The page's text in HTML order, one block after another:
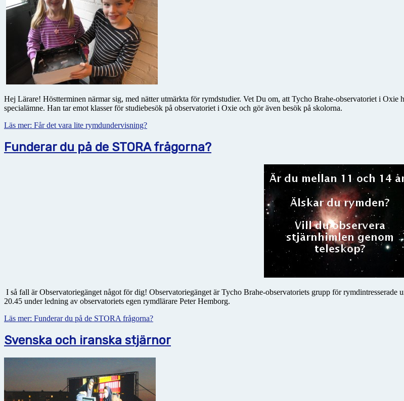
Hej Lärare! Höstterminen närmar sig, med nätter utmärkta för rymdstudier. Vet Du om, att Tycho Brahe-observatoriet i Oxie
specialämne. Han tar emot klasser för studiebesök på observatoriet i Oxie och gör även besök på skolorna.
Läs mer: Får det vara lite rymdundervisning?
Funderar du på de STORA frågorna?
I så fall är Observatoriegänget något för dig! Observatoriegänget är Tycho Brahe-observatoriets grupp för
20.45 under ledning av observatoriets egen rymdlärare Peter Hemborg.
Läs mer: Funderar du på de STORA frågorna?
Svenska och iranska stjärnor